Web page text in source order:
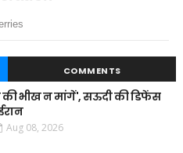
COMMENTS
की भीख न मांगें', सऊदी की डिफेंस
Aug 08, 2026